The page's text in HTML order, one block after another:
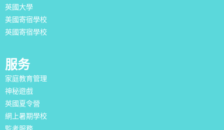
英國大學
美國寄宿學校
英國寄宿學校
服务
家庭教育管理
神秘遊戲
英國夏令營
網上暑期學校